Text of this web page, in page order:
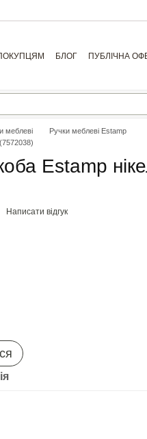
БЛОГ ПУБЛІЧНА
меблеві
Ручки меблеві Estamp
Estamp
Написати відгук